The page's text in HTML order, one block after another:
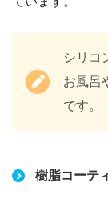
シリコ
お風呂
です。
樹脂コーテ